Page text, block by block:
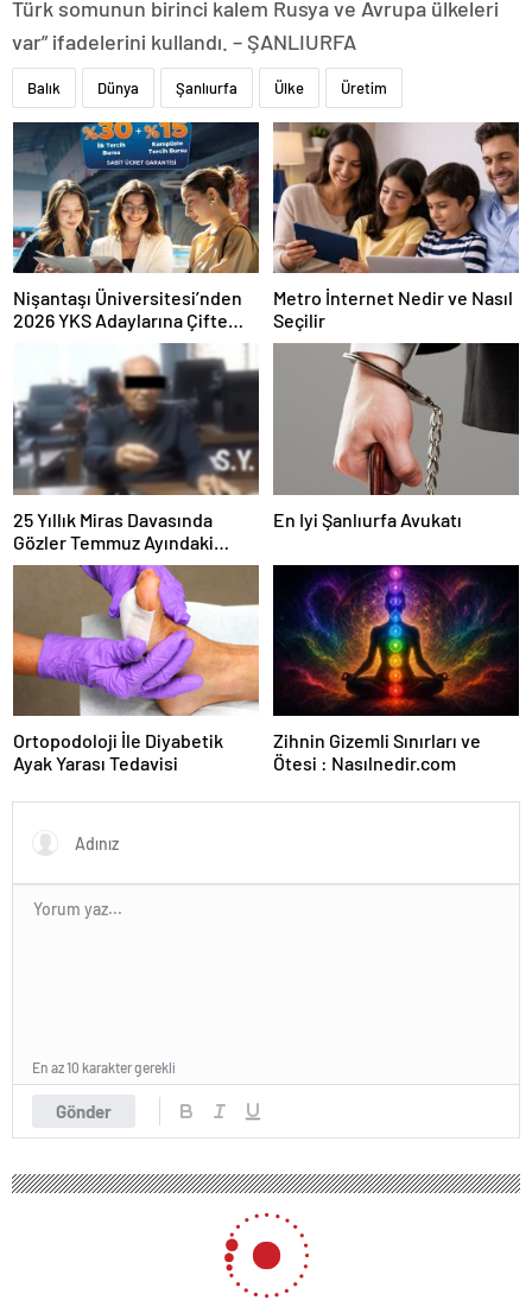
Türk somunun birinci kalem Rusya ve Avrupa ülkeleri
var” ifadelerini kullandı. – ŞANLIURFA
Balık Dünya Şanlıurfa Ülke Üretim
Nişantaşı Üniversitesi’nden
2026 YKS Adaylarına Çifte
Güvence: Sabit Ücret ve
Kesintisiz Burs
Metro İnternet Nedir ve Nasıl
Seçilir
25 Yıllık Miras Davasında
Gözler Temmuz Ayındaki
Karar Duruşmasına Çevrildi
En Iyi Şanlıurfa Avukatı
Ortopodoloji İle Diyabetik
Ayak Yarası Tedavisi
Zihnin Gizemli Sınırları ve
Ötesi : Nasılnedir.com
Gönder
En az 10 karakter gerekli